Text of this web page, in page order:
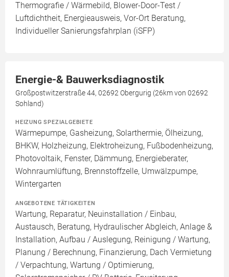
Thermografie / Wärmebild, Blower-Door-Test /
Luftdichtheit, Energieausweis, Vor-Ort Beratung,
Individueller Sanierungsfahrplan (iSFP)
Energie-& Bauwerksdiagnostik
Großpostwitzerstraße 44, 02692 Obergurig (26km von 02692
Sohland)
HEIZUNG SPEZIALGEBIETE
Wärmepumpe, Gasheizung, Solarthermie, Ölheizung,
BHKW, Holzheizung, Elektroheizung, Fußbodenheizung,
Photovoltaik, Fenster, Dämmung, Energieberater,
Wohnraumlüftung, Brennstoffzelle, Umwälzpumpe,
Wintergarten
ANGEBOTENE TÄTIGKEITEN
Wartung, Reparatur, Neuinstallation / Einbau,
Austausch, Beratung, Hydraulischer Abgleich, Anlage &
Installation, Aufbau / Auslegung, Reinigung / Wartung,
Planung / Berechnung, Finanzierung, Dach Vermietung
/ Verpachtung, Wartung / Optimierung,